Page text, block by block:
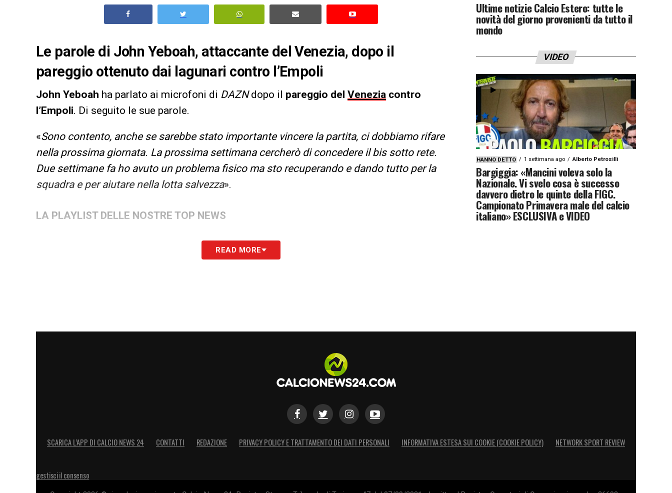
Le parole di John Yeboah, attaccante del Venezia, dopo il
pareggio ottenuto dai lagunari contro l’Empoli
John Yeboah ha parlato ai microfoni di DAZNdopo il pareggio del Venezia contro
l’Empoli. Di seguito le sue parole.
«Sono contento, anche se sarebbe stato importante vincere la partita, ci dobbiamo rifare
nella prossima giornata. La prossima settimana cercherò di concedere il bis sotto rete.
Due settimane fa ho avuto un problema fisico ma sto recuperando e dando tutto per la
squadra e per aiutare nella lotta salvezza».
LA PLAYLIST DELLE NOSTRE TOP NEWS
READ MORE
Ultime notizie Calcio Estero: tutte le
novità del giorno provenienti da tutto il
mondo
VIDEO
HANNO DETTO 1 settimana ago Alberto Petrosilli
Bargiggia: «Mancini voleva solo la
Nazionale. Vi svelo cosa è successo
davvero dietro le quinte della FIGC.
Campionato Primavera male del calcio
italiano» ESCLUSIVA e VIDEO
SCARICA L’APP DI CALCIO NEWS 24 CONTATTI REDAZIONE PRIVACY POLICY E TRATTAMENTO DEI DATI PERSONALI INFORMATIVA ESTESA SUI COOKIE (COOKIE POLICY) NETWORK SPORT REVIEW
gestisci il consenso